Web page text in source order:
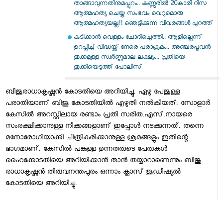
താങ്ങാവുന്നതിനുമപ്പുറം.. കണ്ണൂരിൽ 20കാരി റിസ
ആത്മഹത്യ ചെയ്ത സംഭവം വെറുമൊരു
ആത്മഹത്യയല്ല!! ഞെട്ടിക്കുന്ന വിവരങ്ങൾ പുറത്ത്
കുടിക്കാൻ വെള്ളം ചോദിച്ചെത്തി.. ആളില്ലെന്ന്
ഉറപ്പിച്ച് വിദ്ധയ്ക്ക് നേരെ പരാക്രമം.. അഞ്ചരപ്പവൻ
തൂക്കമുള്ള സ്വർണ്ണമാല ലക്ഷ്യം.. പ്രതിയെ
തൂക്കിയെടുത്ത് പോലീസ്
ബിജുരാധാകൃഷ്ണന്‍ കോടതിയെ അറിയിച്ചു. ഏഴു പേജുള്ള
പരാതിയാണ് ബിജു കോടതിയില്‍ എഴുതി നല്‍കിയത്. സോളാര്‍
കേസില്‍ അറസ്റ്റിലായ രണ്ടാം പ്രതി സരിത.എസ്.നായരെ
സംരക്ഷിക്കാനുള്ള നീക്കങ്ങളാണ് ഇപ്പോള്‍ നടക്കുന്നത്. തന്നെ
മനോരോഗിയാക്കി ചിത്രീകരിക്കാനുള്ള ശ്രമങ്ങളും ഇതിന്റെ
ഭാഗമാണ്. കേസില്‍ പങ്കുള്ള ഉന്നതരുടെ പേരുകള്‍
ഹൈക്കോടതിയെ അറിയിക്കാന്‍ താന്‍ തയ്യാറാണെന്നും ബിജു
രാധാകൃഷ്ണന്‍ തിരുവനന്തപുരം ഒന്നാം ക്ലാസ് ജുഡീഷ്യല്‍
കോടതിയെ അറിയിച്ചു.